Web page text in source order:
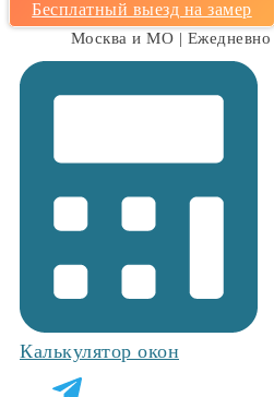
Бесплатный выезд на замер
Москва и МО | Ежедневно
Калькулятор окон